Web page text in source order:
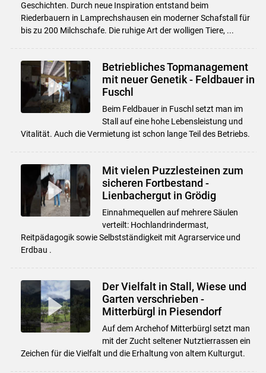
Geschichten. Durch neue Inspiration entstand beim
Riederbauern in Lamprechshausen ein moderner Schafstall für
bis zu 200 Milchschafe. Die ruhige Art der wolligen Tiere, ...
Betriebliches Topmanagement
mit neuer Genetik - Feldbauer in
Fuschl
Beim Feldbauer in Fuschl setzt man im
Stall auf eine hohe Lebensleistung und
Vitalität. Auch die Vermietung ist schon lange Teil des Betriebs.
Mit vielen Puzzlesteinen zum
sicheren Fortbestand -
Lienbachergut in Grödig
Einnahmequellen auf mehrere Säulen
verteilt: Hochlandrindermast,
Reitpädagogik sowie Selbstständigkeit mit Agrarservice und
Erdbau .
Der Vielfalt in Stall, Wiese und
Garten verschrieben -
Mitterbürgl in Piesendorf
Auf dem Archehof Mitterbürgl setzt man
mit der Zucht seltener Nutztierrassen ein
Zeichen für die Vielfalt und die Erhaltung von altem Kulturgut.